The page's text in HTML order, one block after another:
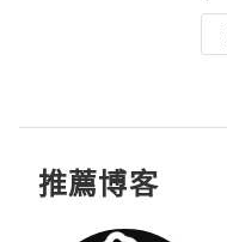
推薦博客